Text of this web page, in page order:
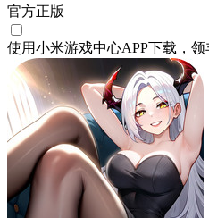
官方正版
使用小米游戏中心APP下载 ，